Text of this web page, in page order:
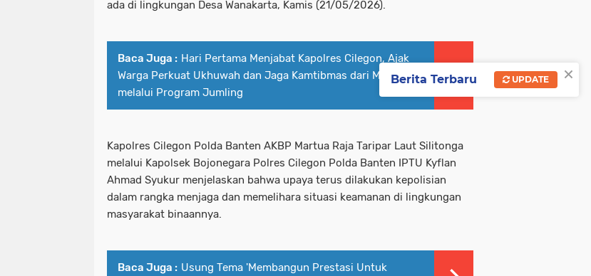
ada di lingkungan Desa Wanakarta, Kamis (21/05/2026).
Baca Juga : Hari Pertama Menjabat Kapolres Cilegon, Ajak
Warga Perkuat Ukhuwah dan Jaga Kamtibmas dari Masjid
melalui Program Jumling
Kapolres Cilegon Polda Banten AKBP Martua Raja Taripar Laut Silitonga
melalui Kapolsek Bojonegara Polres Cilegon Polda Banten IPTU Kyflan
Ahmad Syukur menjelaskan bahwa upaya terus dilakukan kepolisian
dalam rangka menjaga dan memelihara situasi keamanan di lingkungan
masyarakat binaannya.
Baca Juga : Usung Tema 'Membangun Prestasi Untuk
×
Berita Terbaru UPDATE